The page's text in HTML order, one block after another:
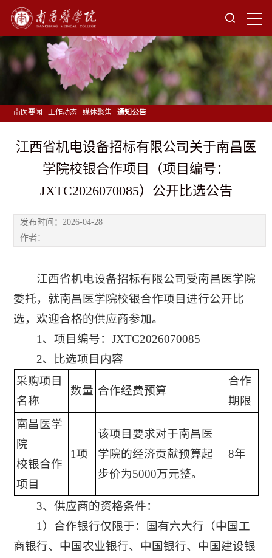
南医要闻 工作动态 媒体聚焦 通知公告
江西省机电设备招标有限公司关于南昌医
学院校银合作项目（项目编号：
JXTC2026070085）公开比选公告
发布时间：2026-04-28
作者：
江西省机电设备招标有限公司受南昌医学院
委托，就南昌医学院校银合作项目进行公开比
选，欢迎合格的供应商参加。
1、项目编号：JXTC2026070085
2、
比选项目内容
采购项目
名称
数量 合作经费预算
合作
期限
南昌医学
院
校银合作
项目
1项
该项目要求对于南昌医
学院的经济贡献预算起
步价为5000万元整。
8年
3、 供应商的资格条件：
1）合作银行仅限于：国有六大行（中国工
商银行、中国农业银行、中国银行、中国建设银